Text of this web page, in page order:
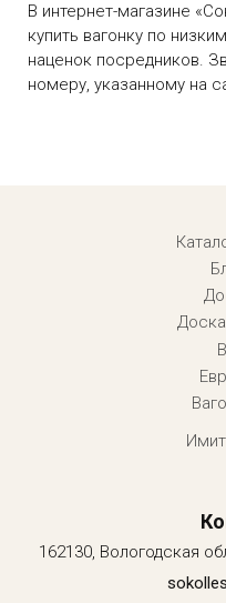
В интернет-магазине
купить вагонку по низким
наценок посредников.
номеру, указанному на
Menu footer
162130, Вологодская